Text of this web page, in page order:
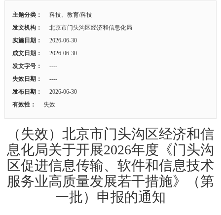
主题分类：
科技、教育/科技
发文机构：
北京市门头沟区经济和信息化局
实施日期：
2026-06-30
成文日期：
2026-06-30
发文字号：
----
失效日期：
----
发布日期：
2026-06-30
有效性：
失效
（失效）北京市门头沟区经济和信
息化局关于开展2026年度《门头沟
区促进信息传输、软件和信息技术
服务业高质量发展若干措施》（第
一批）申报的通知